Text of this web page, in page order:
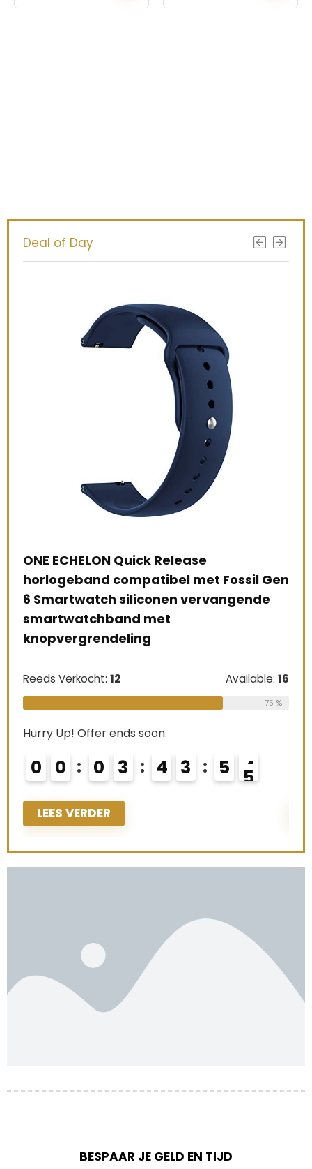
Deal of Day
ONE ECHELON Quick Release
horlogeband compatibel met Fossil Gen
6 Smartwatch siliconen vervangende
smartwatchband met
knopvergrendeling
Reeds Verkocht: 12 Available: 16
75 %
Hurry Up! Offer ends soon.
0 0 0 3 4 3 5 4
LEES VERDER
BESPAAR JE GELD EN TIJD